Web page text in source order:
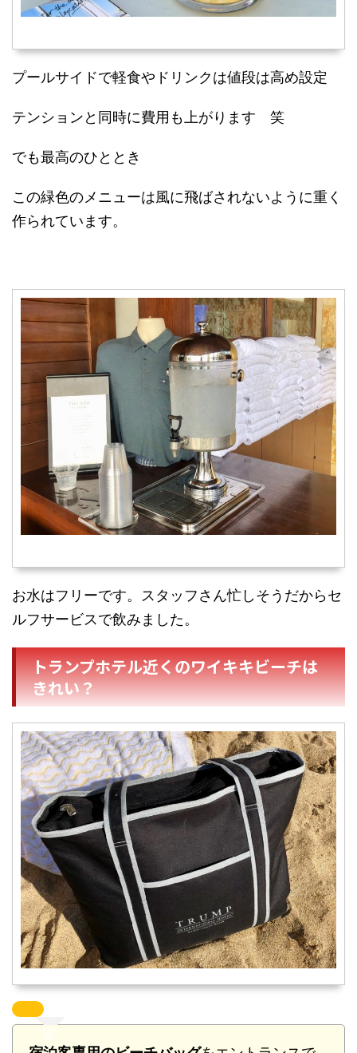
プールサイドで軽食やドリンクは値段は高め設定
テンションと同時に費用も上がります 笑
でも最高のひととき
この緑色のメニューは風に飛ばされないように重く
作られています。
お水はフリーです。スタッフさん忙しそうだからセ
ルフサービスで飲みました。
トランプホテル近くのワイキキビーチは
きれい？
こ